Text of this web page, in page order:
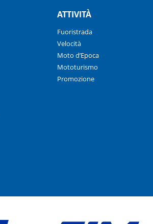
ATTIVITÀ
Fuoristrada
Velocità
Moto d’Epoca
Mototurismo
Promozione